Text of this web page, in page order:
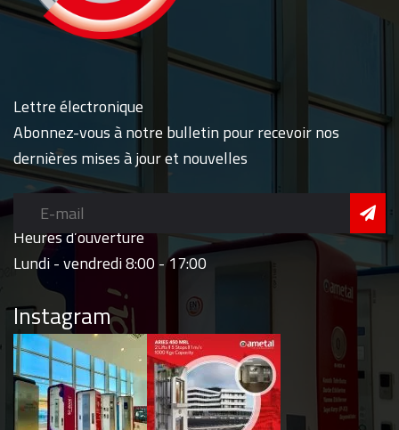
Lettre électronique
Abonnez-vous à notre bulletin pour recevoir nos
dernières mises à jour et nouvelles
Heures d’ouverture
Lundi - vendredi 8:00 - 17:00
Instagram